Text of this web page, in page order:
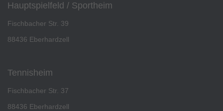
Hauptspielfeld / Sportheim
Fischbacher Str. 39
88436 Eberhardzell
Tennisheim
Fischbacher Str. 37
88436 Eberhardzell